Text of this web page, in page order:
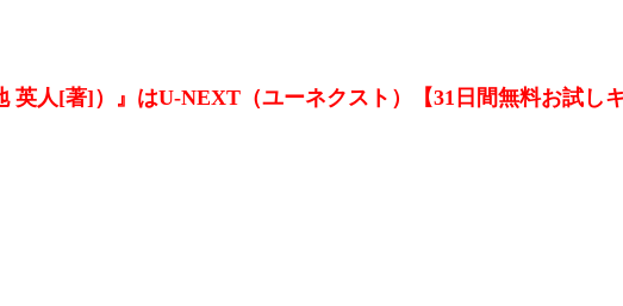
人[著]）』はU-NEXT（ユーネクスト）【31日間無料お試し